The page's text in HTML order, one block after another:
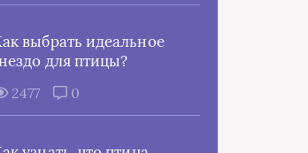
выбрать идеальное
для птицы?
2477 0